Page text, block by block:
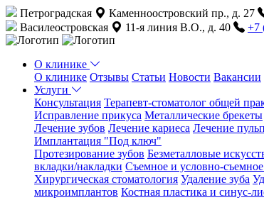
Петроградская Каменноостровский пр., д. 27
Василеостровская
11-я линия В.О., д. 40 +7
О клинике
О клинике Отзывы Статьи Новости Вакансии
Услуги
Консультация Терапевт-стоматолог общей
Исправление прикуса Металлические брекеты
Лечение зубов Лечение кариеса Лечение
Имплантация "Под ключ"
Протезирование зубов Безметалловые
вкладки/накладки Съемное и условно-
Хирургическая стоматология Удаление зуба
микроимплантов Костная пластика и синус-